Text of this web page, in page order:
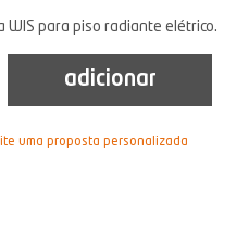
WIS para piso radiante elétrico.
adicionar
uma proposta personalizada